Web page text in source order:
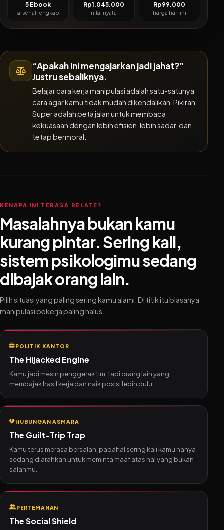
5 Ebook
arsenal lengkap
Rp1.045.000
nilai nyata
Rp99.000
harga hari ini
“Apakah ini mengajarkan jadi jahat?”
Justru sebaliknya.
Belajar cara kerja manipulasi adalah satu-satunya
cara agar kamu tidak mudah dikendalikan. Pikiran
Super adalah peta jalan untuk membaca
kekuasaan dengan lebih efisien, lebih sadar, dan
tetap bermoral.
KENAPA INI TERASA RELATE?
Masalahnya bukan kamu
kurang pintar. Sering kali,
sistem psikologimu sedang
dibajak orang lain.
Pilih situasi yang paling sering kamu alami. Di titik itu biasanya
manipulasi bekerja paling halus.
POLITIK KANTOR
The Hijacked Engine
Kamu jadi mesin penggerak tim, tapi orang lain yang
membajak hasil kerja dan naik posisi lebih dulu.
HUBUNGAN ASMARA
The Guilt-Trip Trap
Kamu terus merasa bersalah, padahal sering kali kamu hanya
sedang diarahkan untuk meminta maaf atas hal yang bukan
salahmu.
PERTEMANAN
The Social Shield